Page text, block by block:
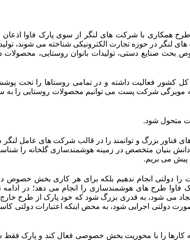
طرح همکاری با شرکت های لنگر از سوی پارک فاوا
لنگر در حوزه تجارت الکترونیکی شناخته می شوند،
بحث صنایع دستی، تولیدات بانوان روستایی، محصولات
کشور فعالیت داشته و در تمامی روستاها را تحت
مویرگی شرکت پست می توانیم محصولات روستایی را به
متحول شود.
های فناور بزرگ و توانمند را در قالب شرکت های عامل
مثال، در بحث هوشمندسازی گلخانه ها ۱۰ شرکت دانش بنیان متخصص در زمینه هوشمندسازی گلخانه
پیش می بریم.
را دولتی انجام ندهیم بلکه برای هر کاری بخش خصوص
طرح های هوشمندسازی را انجام می دهد؛ در ادامه
می شود، به قدری بزرگ شود که خود پارک از طرح خارج
دولتی اجرایی شود، به محض اینکه اعتبارات دولتی
کارها را با محوریت بخش خصوصی فعال کند و پارک فقط